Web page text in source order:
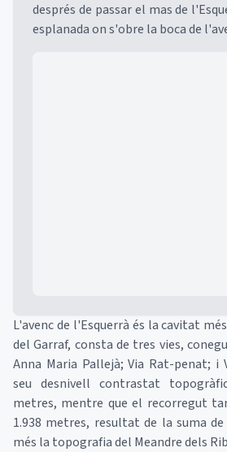
després de passar el mas de
esplanada on s'obre la boca de
L'avenc de l'Esquerrà és la cavitat
del Garraf, consta de tres vies,
Anna Maria Pallejà; Via Rat-penat; i
seu desnivell contrastat
metres, mentre que el recorregut
1.938 metres, resultat de la suma
més la topografia del Meandre dels